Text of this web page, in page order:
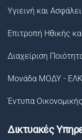
Υγιεινή και
Επιτροπή Ηθικής
Διαχείριση
Μονάδα ΜΟΔΥ -
Έντυπα
Δικτυακές